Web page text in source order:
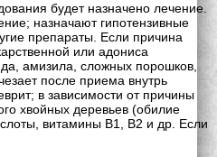
будет назначено лечение.
назначают гипотензивные
препараты. Если причина
или адониса
амизила, сложных порошков,
после приема внутрь
в зависимости от причины
хвойных деревьев (обилие
витамины B1, В2 и др. Если